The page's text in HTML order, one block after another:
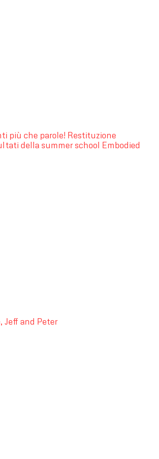
più che parole! Restituzione
della summer school Embodied
Jeff and Peter